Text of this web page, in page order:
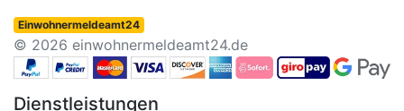
Einwohnermeldeamt24
© 2026 einwohnermeldeamt24.de
Dienstleistungen